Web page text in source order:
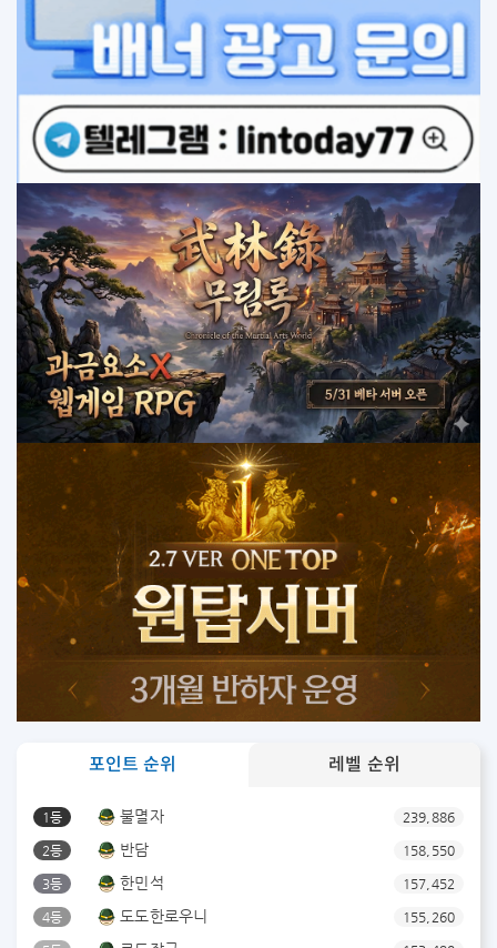
포인트 순위 레벨 순위
1등 불멸자 239,886
2등 반담 158,550
3등 한민석 157,452
4등 도도한로우니 155,260